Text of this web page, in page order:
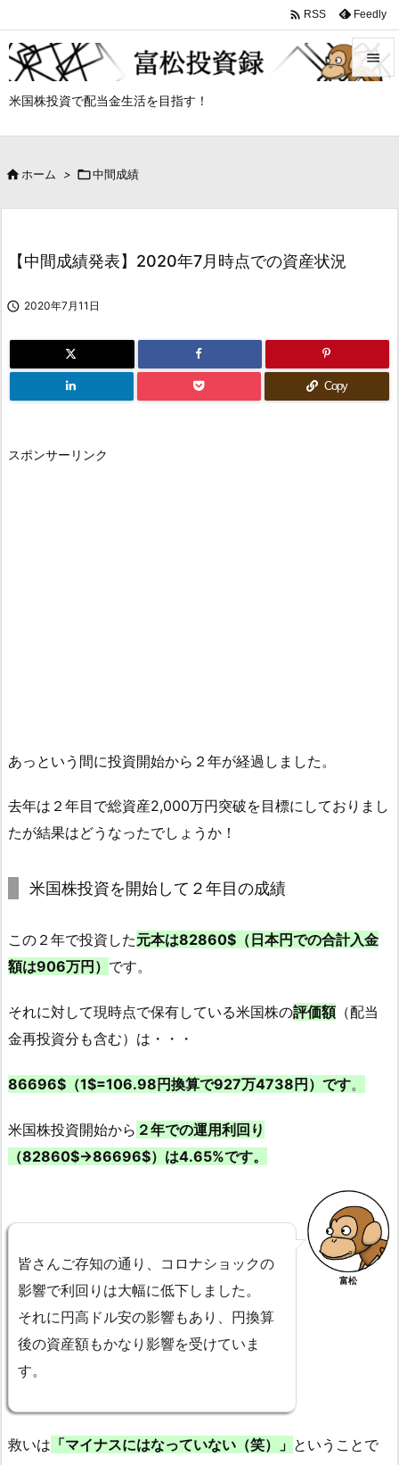
米国株投資で配当金生活を目指す！


 RSS Feedly
 ホーム > 中間成績
【中間成績発表】2020年7月時点での資産状況
 2020年7月11日
Copy
スポンサーリンク
あっという間に投資開始から２年が経過しました。
去年は２年目で総資産2,000万円突破を目標にしておりまし
たが結果はどうなったでしょうか！
米国株投資を開始して２年目の成績
この２年で投資した元本は82860$（日本円での合計入金
額は906万円） です。
それに対して現時点で保有している米国株の評価額（配当
金再投資分も含む）は・・・
86696$（1$=106.98円換算で927万4738円）です。
米国株投資開始から ２年での運用利回り
（82860$→86696$）は4.65%です。
皆さんご存知の通り、コロナショックの
影響で利回りは大幅に低下しました。
それに円高ドル安の影響もあり、円換算
後の資産額もかなり影響を受けていま
す。
富松
救いは 「マイナスにはなっていない（笑）」 ということで